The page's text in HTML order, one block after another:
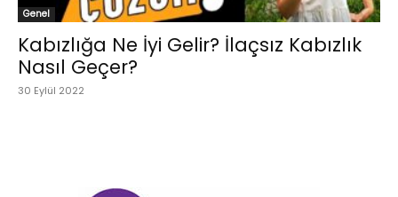
Genel
Kabızlığa Ne İyi Gelir? İlaçsız Kabızlık
Nasıl Geçer?
30 Eylül 2022